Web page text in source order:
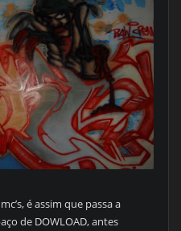
é assim que passa a
de DOWLOAD, antes